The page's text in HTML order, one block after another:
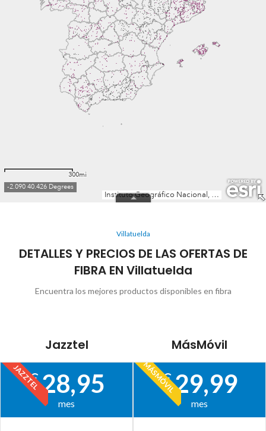
Villatuelda
DETALLES Y PRECIOS DE LAS OFERTAS DE
FIBRA EN Villatuelda
Encuentra los mejores productos disponibles en fibra
Jazztel
JAZZTEL
€28,95
mes
MásMóvil
MÁSMÓVIL
€29,99
mes